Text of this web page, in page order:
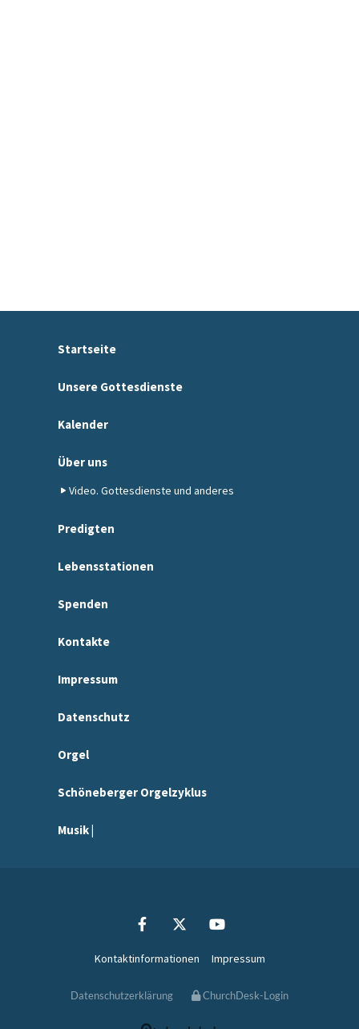
Startseite
Unsere Gottesdienste
Kalender
Über uns
Video. Gottesdienste und anderes
Predigten
Lebensstationen
Spenden
Kontakte
Impressum
Datenschutz
Orgel
Schöneberger Orgelzyklus
Musik |
Kontaktinformationen Impressum
Datenschutzerklärung ChurchDesk-Login